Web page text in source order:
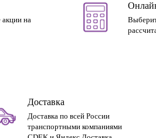
на
Доставка
Доставка по всей России
транспортными компаниями